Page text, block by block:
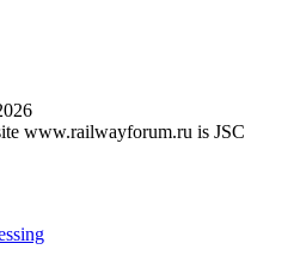
www.railwayforum.ru is JSC